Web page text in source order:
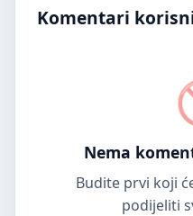
Komentari
Nema
Budite prvi koji
podijeliti